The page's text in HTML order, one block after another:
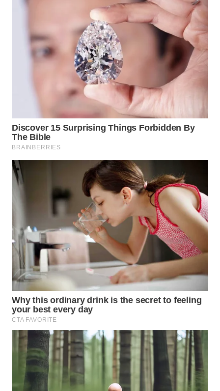
WN
WN
MANDALIKA
LABUANBAJO
WN
Wahana
WAHANA
NEWS
WAHANA
TANI
WAHANA
ADVOKAT
WAHANA
INFRASTRUKTUR
WAHANA
KONSUMEN